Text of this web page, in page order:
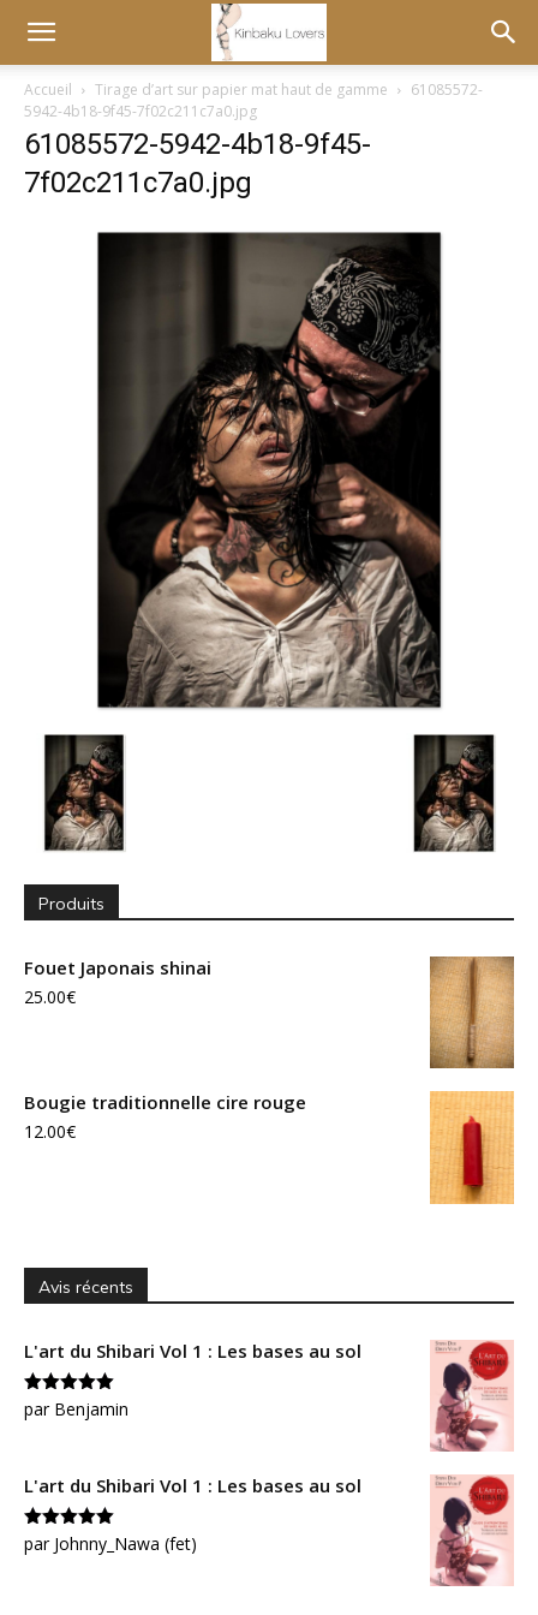
Accueil Tirage d’art sur papier mat haut de gamme
61085572-
5942-4b18-9f45-7f02c211c7a0.jpg
61085572-5942-4b18-9f45-
7f02c211c7a0.jpg
Produits
Fouet Japonais shinai
25.00€
Bougie traditionnelle cire rouge
12.00€
Avis récents
L'art du Shibari Vol 1 : Les bases au sol
Note 5sur
5
par Benjamin
L'art du Shibari Vol 1 : Les bases au sol
Note5sur
5
par Johnny_Nawa (fet)